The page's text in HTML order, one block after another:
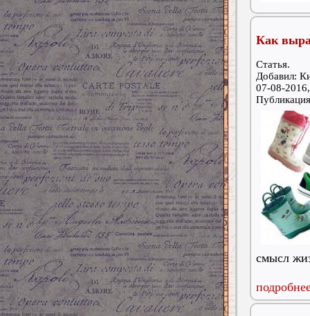
Как
Статья.
Добавил:
07-08-
смысл